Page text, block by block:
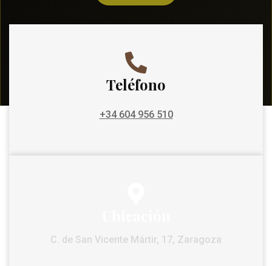
Teléfono
+34 604 956 510
C. de San Vicente Mártir, 17, Zaragoza